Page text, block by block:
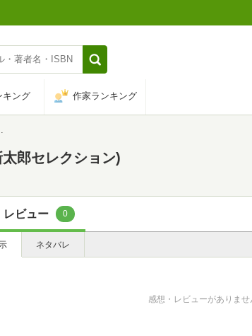
キング 作家ランキング
郎セレクション)
レビュー 0
ネタバレ
感想・レビューがありませ